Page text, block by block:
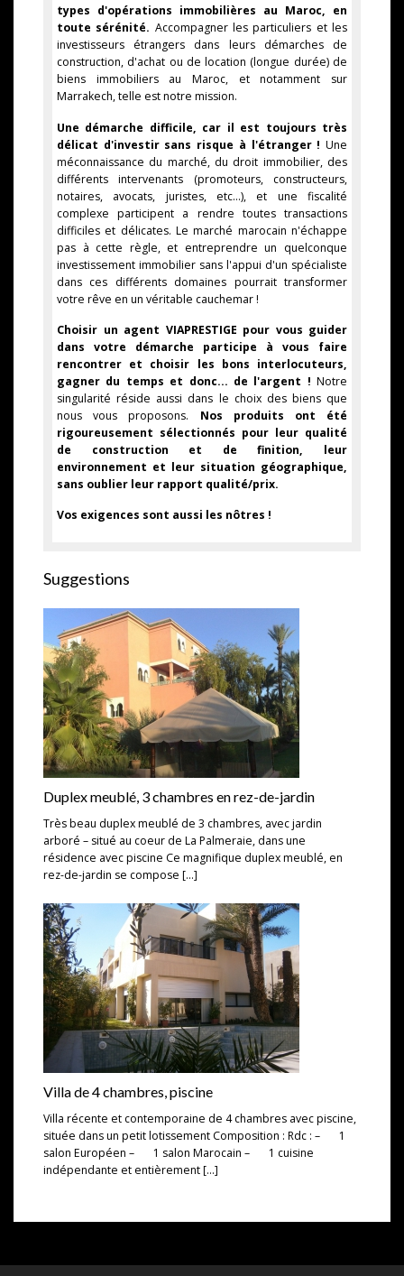
types d'opérations immobilières au Maroc, en
toute sérénité. Accompagner les particuliers et les
investisseurs étrangers dans leurs démarches de
construction, d'achat ou de location (longue durée) de
biens immobiliers au Maroc, et notamment sur
Marrakech, telle est notre mission.
Une démarche difficile, car il est toujours très
délicat d'investir sans risque à l'étranger ! Une
méconnaissance du marché, du droit immobilier, des
différents intervenants (promoteurs, constructeurs,
notaires, avocats, juristes, etc...), et une fiscalité
complexe participent a rendre toutes transactions
difficiles et délicates. Le marché marocain n'échappe
pas à cette règle, et entreprendre un quelconque
investissement immobilier sans l'appui d'un spécialiste
dans ces différents domaines pourrait transformer
votre rêve en un véritable cauchemar !
Choisir un agent VIAPRESTIGE pour vous guider
dans votre démarche participe à vous faire
rencontrer et choisir les bons interlocuteurs,
gagner du temps et donc... de l'argent ! Notre
singularité réside aussi dans le choix des biens que
nous vous proposons. Nos produits ont été
rigoureusement sélectionnés pour leur qualité
de construction et de finition, leur
environnement et leur situation géographique,
sans oublier leur rapport qualité/prix.
Vos exigences sont aussi les nôtres !
Suggestions
Duplex meublé, 3 chambres en rez-de-jardin
Très beau duplex meublé de 3 chambres, avec jardin
arboré – situé au coeur de La Palmeraie, dans une
résidence avec piscine Ce magnifique duplex meublé, en
rez-de-jardin se compose […]
Villa de 4 chambres, piscine
Villa récente et contemporaine de 4 chambres avec piscine,
située dans un petit lotissement Composition : Rdc : – 1
salon Européen – 1 salon Marocain – 1 cuisine
indépendante et entièrement […]